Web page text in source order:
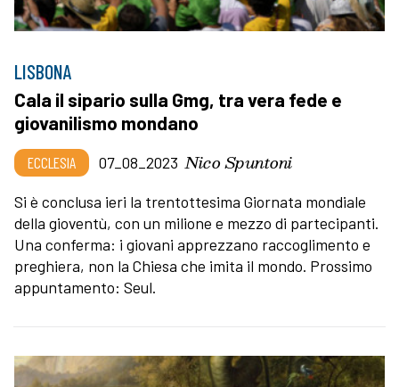
LISBONA
Cala il sipario sulla Gmg, tra vera fede e
giovanilismo mondano
ECCLESIA 07_08_2023 Nico Spuntoni
Si è conclusa ieri la trentottesima Giornata mondiale
della gioventù, con un milione e mezzo di partecipanti.
Una conferma: i giovani apprezzano raccoglimento e
preghiera, non la Chiesa che imita il mondo. Prossimo
appuntamento: Seul.